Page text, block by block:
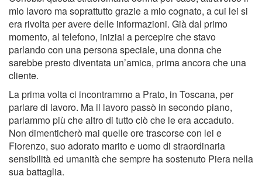
mio lavoro ma soprattutto grazie a mio cognato, a cui lei si
era rivolta per avere delle informazioni. Già dal primo
momento, al telefono, iniziai a percepire che stavo
parlando con una persona speciale, una donna che
sarebbe presto diventata un’amica, prima ancora che una
cliente.
La prima volta ci incontrammo a Prato, in Toscana, per
parlare di lavoro. Ma il lavoro passò in secondo piano,
parlammo più che altro di tutto ciò che le era accaduto.
Non dimenticherò mai quelle ore trascorse con lei e
Fiorenzo, suo adorato marito e uomo di straordinaria
sensibilità ed umanità che sempre ha sostenuto Piera nella
sua battaglia.